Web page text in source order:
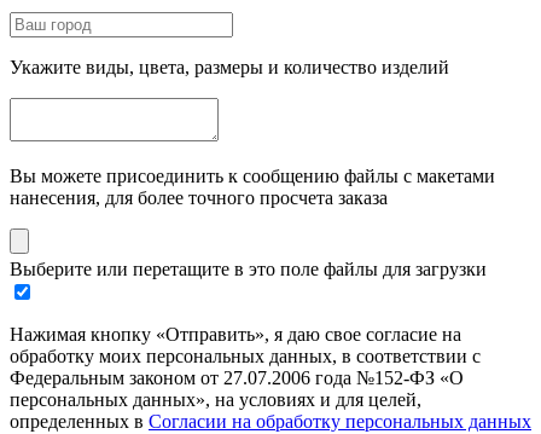
Укажите виды, цвета, размеры и количество изделий
Вы можете присоединить к сообщению файлы с макетами
нанесения, для более точного просчета заказа
Выберите или перетащите в это поле файлы для загрузки
Нажимая кнопку «Отправить», я даю свое согласие на
обработку моих персональных данных, в соответствии с
Федеральным законом от 27.07.2006 года №152-ФЗ «О
персональных данных», на условиях и для целей,
определенных в Согласии на обработку персональных данных